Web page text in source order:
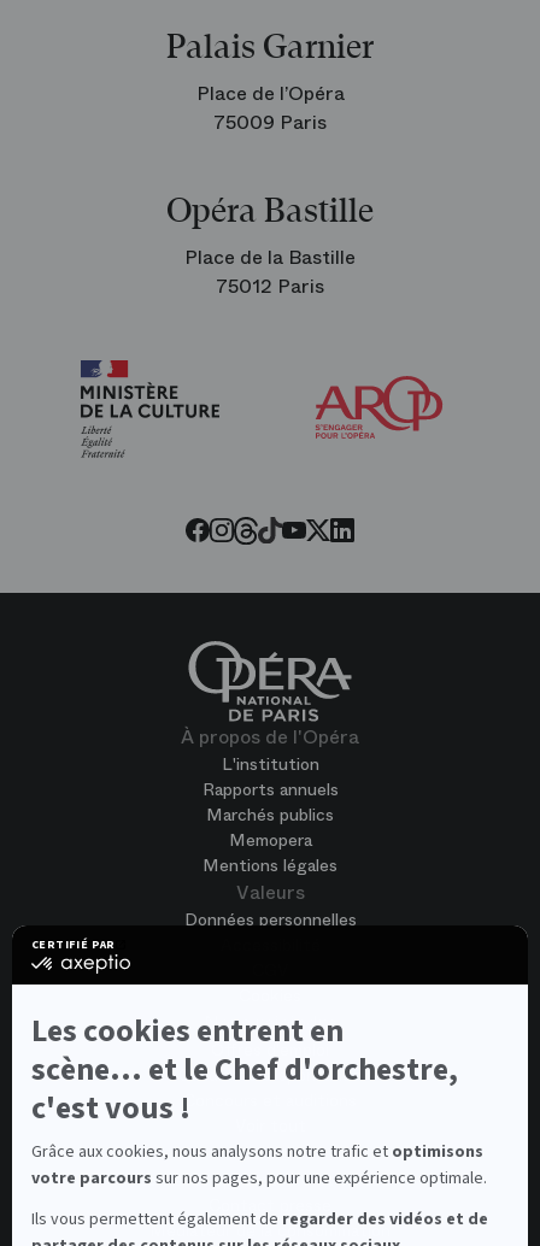
CERTIFIÉ PAR
certifié
En
plus
Axeptio
Les cookies entrent en
scène... et le Chef d'orchestre,
c'est vous !
Grâce aux cookies, nous analysons notre trafic et optimisons
votre parcours sur nos pages, pour une expérience optimale.
Ils vous permettent également de regarder des vidéos et de
Palais Garnier
Place de l’Opéra
75009 Paris
Opéra Bastille
Place de la Bastille
75012 Paris
Facebook
Instagram
Threads
Tiktok
Youtube
Twitter
LinkedIn
À propos de l'Opéra
L'institution
Rapports annuels
Marchés publics
Memopera
Mentions légales
Valeurs
Données personnelles
Nous rejoindre
Offres d'emploi
Candidature spontanée
Concours et auditions
Contacts
Contacts spectateurs et visiteurs
Médiateur de la consommation